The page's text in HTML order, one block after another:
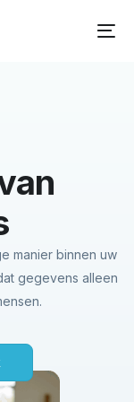
manier binnen uw
gegevens alleen